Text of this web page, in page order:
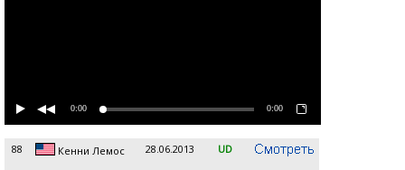
0:00 0:00
88 Кенни Лемос 28.06.2013 UD